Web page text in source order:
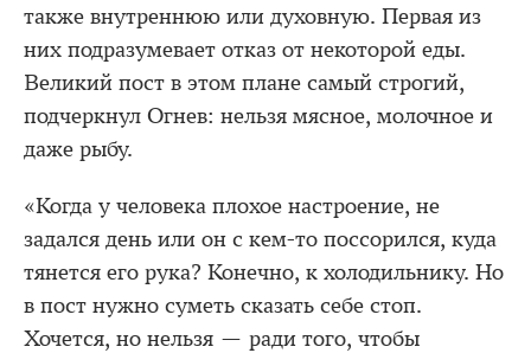
также внутреннюю или духовную. Первая из
них подразумевает отказ от некоторой еды.
Великий пост в этом плане самый строгий,
подчеркнул Огнев: нельзя мясное, молочное и
даже рыбу.
«Когда у человека плохое настроение, не
задался день или он с кем-то поссорился, куда
тянется его рука? Конечно, к холодильнику. Но
в пост нужно суметь сказать себе стоп.
Хочется, но нельзя — ради того, чтобы